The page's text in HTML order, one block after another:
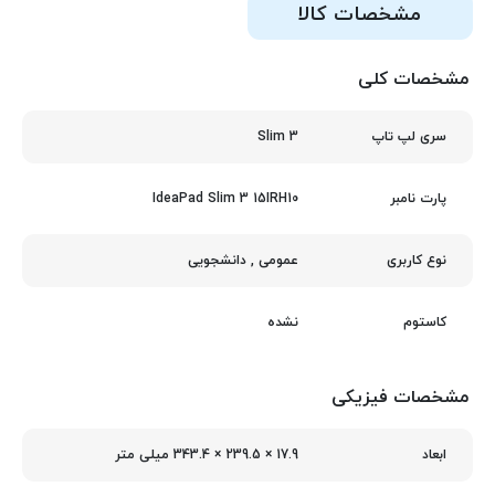
مشخصات کالا
مشخصات کلی
سری لپ تاپ Slim 3
پارت نامبر IdeaPad Slim 3 15IRH10
نوع کاربری عمومی , دانشجویی
کاستوم نشده
مشخصات فیزیکی
ابعاد 17.9 × 239.5 × 343.4 میلی‌ متر